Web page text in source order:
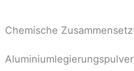
Chemische